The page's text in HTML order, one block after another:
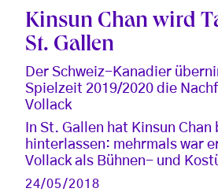
Kinsun Chan wird
St. Gallen
Der Schweiz-Kanadier
Spielzeit 2019/2020 die
Vollack
In St. Gallen hat Kinsun
hinterlassen: mehrmals war
Vollack als Bühnen- und
24/05/2018